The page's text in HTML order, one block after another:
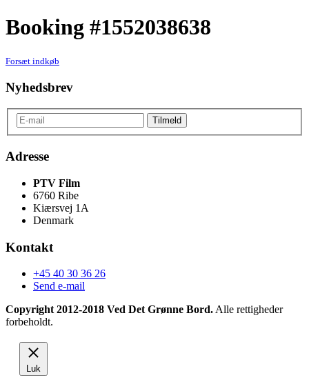
Booking #1552038638
Forsæt indkøb
Nyhedsbrev
Adresse
PTV Film
6760 Ribe
Kiærsvej 1A
Denmark
Kontakt
+45 40 30 36 26
Send e-mail
Copyright 2012-2018 Ved Det Grønne Bord. Alle rettigheder
forbeholdt.
Luk